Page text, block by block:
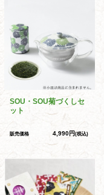
SOU・SOU菊づくしセ
ット
販売価格 4,990円(税込)